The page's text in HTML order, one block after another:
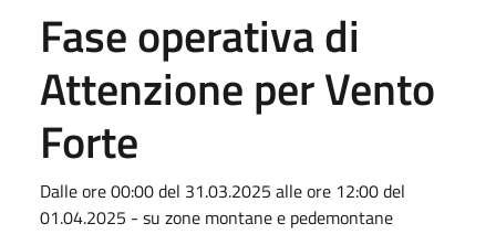
Fase operativa di
Attenzione per Vento
Forte
Dalle ore 00:00 del 31.03.2025 alle ore 12:00 del
01.04.2025 - su zone montane e pedemontane